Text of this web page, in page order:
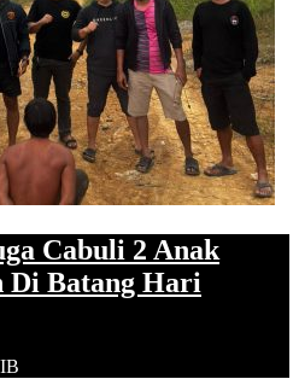
Cabuli 2 Anak
Di Batang Hari